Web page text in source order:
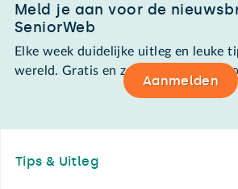
Meld je aan voor de
SeniorWeb
Elke week duidelijke uitleg en leuke
wereld. Gratis en zomaar in de
Aanmelden
Tips & Uitleg